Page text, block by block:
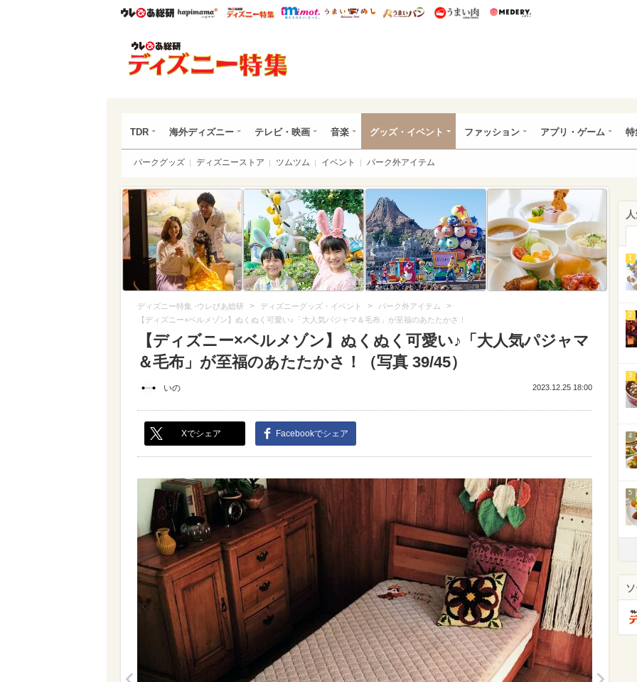
ウレぴあ総研ハピママ* ウレぴあ総研 ディズニー特集
mimot. うまいめし うまいパン うまい肉
TDR 海外ディズニー テレビ・映画 音楽 グッズ・イベント ファッション アプリ・ゲーム 特
パークグッズ ディズニーストア ツムツム イベント パーク外アイテム
ディズニー特集 -ウレぴあ総研 > ディズニーグッズ・イベント > パーク外アイテム >
【ディズニー×ベルメゾン】ぬくぬく可愛い♪「大人気パジャマ＆毛布」が至福のあたたかさ！
【ディズニー×ベルメゾン】ぬくぬく可愛い♪「大人気パジャマ
＆毛布」が至福のあたたかさ！（写真 39/45）
いの 2023.12.25 18:00
Xでシェア Facebookでシェア
1
2
3
4
5